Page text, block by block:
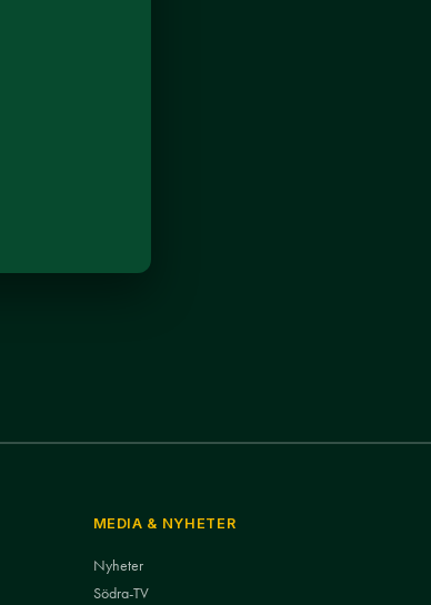
MEDIA & NYHETER
Nyheter
Södra-TV